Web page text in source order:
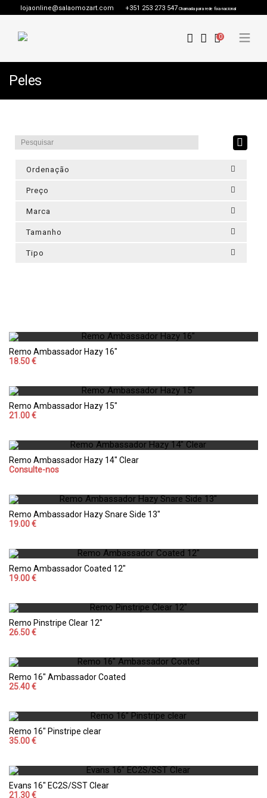
lojaonline@salaomozart.com +351 253 273 547 Chamada para rede fixa nacional
0
Peles
Ordenação
Preço
Marca
Tamanho
Tipo
Remo Ambassador Hazy 16"
18.50 €
Remo Ambassador Hazy 15"
21.00 €
Remo Ambassador Hazy 14" Clear
Consulte-nos
Remo Ambassador Hazy Snare Side 13"
19.00 €
Remo Ambassador Coated 12"
19.00 €
Remo Pinstripe Clear 12"
26.50 €
Remo 16" Ambassador Coated
25.40 €
Remo 16" Pinstripe clear
35.00 €
Evans 16" EC2S/SST Clear
21.30 €